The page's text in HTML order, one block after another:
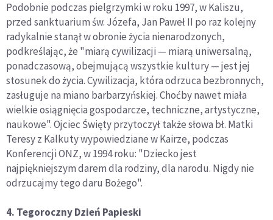
Podobnie podczas pielgrzymki w roku 1997, w Kaliszu,
przed sanktuarium św. Józefa, Jan Paweł II po raz kolejny
radykalnie stanął w obronie życia nienarodzonych,
podkreślając, że "miarą cywilizacji — miarą uniwersalną,
ponadczasową, obejmującą wszystkie kultury — jest jej
stosunek do życia. Cywilizacja, która odrzuca bezbronnych,
zasługuje na miano barbarzyńskiej. Choćby nawet miała
wielkie osiągnięcia gospodarcze, techniczne, artystyczne,
naukowe". Ojciec Święty przytoczył także słowa bł. Matki
Teresy z Kalkuty wypowiedziane w Kairze, podczas
Konferencji ONZ, w 1994 roku: "Dziecko jest
najpiękniejszym darem dla rodziny, dla narodu. Nigdy nie
odrzucajmy tego daru Bożego".
4. Tegoroczny Dzień Papieski